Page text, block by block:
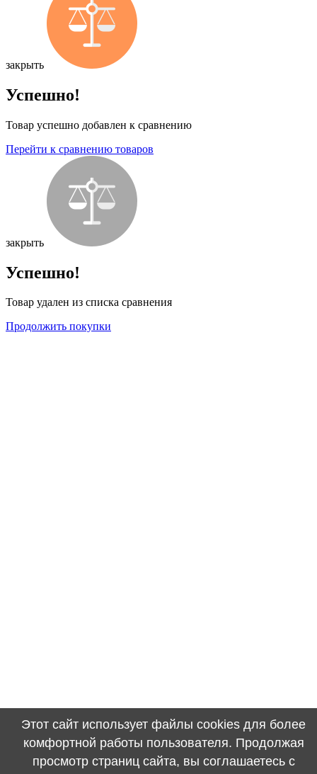
закрыть
Успешно!
Товар успешно добавлен к сравнению
Перейти к сравнению товаров
закрыть
Успешно!
Товар удален из списка сравнения
Продолжить покупки
Этот сайт использует файлы cookies для более
комфортной работы пользователя. Продолжая
просмотр страниц сайта, вы соглашаетесь с